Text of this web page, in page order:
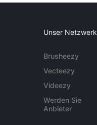
Unser Netzwerk
Brusheezy
Vecteezy
Videezy
Werden Sie
Anbieter